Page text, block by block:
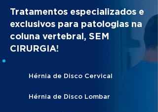
Tratamentos especializados e
exclusivos para patologias na
coluna vertebral, SEM
CIRURGIA!
Hérnia de Disco Cervical
Hérnia de Disco Lombar